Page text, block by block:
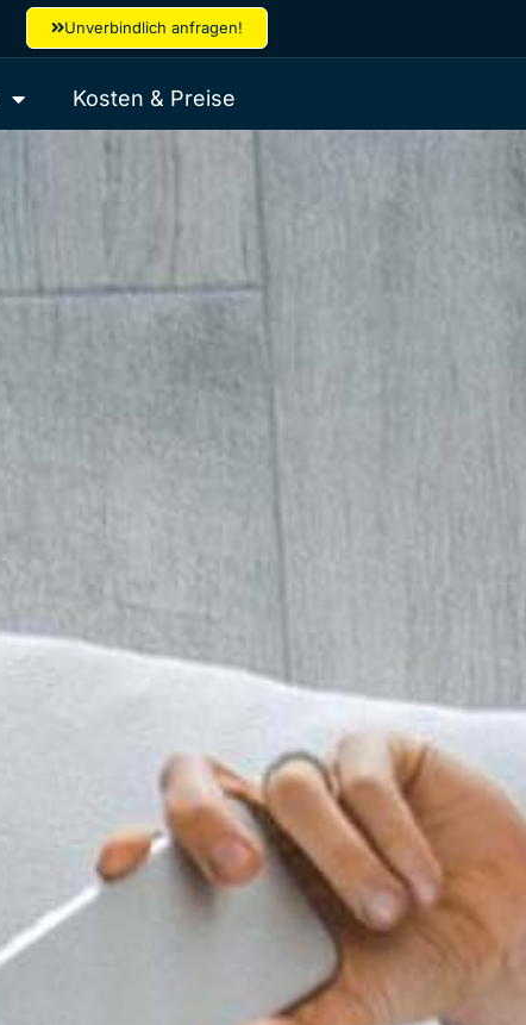
Unverbindlich anfragen!
Kosten & Preise